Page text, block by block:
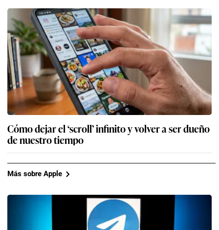
Cómo dejar el ‘scroll’ infinito y volver a ser dueño
de nuestro tiempo
Más sobre Apple